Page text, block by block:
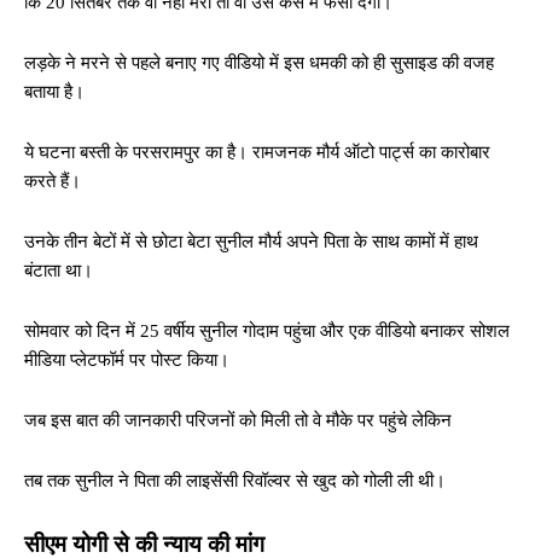
लड़के ने मरने से पहले बनाए गए वीडियो में इस धमकी को ही सुसाइड की वजह
बताया है।
ये घटना बस्ती के परसरामपुर का है। रामजनक मौर्य ऑटो पार्ट्स का कारोबार
करते हैं।
उनके तीन बेटों में से छोटा बेटा सुनील मौर्य अपने पिता के साथ कामों में हाथ
बंटाता था।
सोमवार को दिन में 25 वर्षीय सुनील गोदाम पहुंचा और एक वीडियो बनाकर सोशल
मीडिया प्लेटफॉर्म पर पोस्ट किया।
जब इस बात की जानकारी परिजनों को मिली तो वे मौके पर पहुंचे लेकिन
तब तक सुनील ने पिता की लाइसेंसी रिवॉल्वर से खुद को गोली ली थी।
सीएम योगी से की न्याय की मांग